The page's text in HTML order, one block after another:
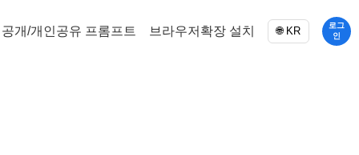
공개/개인공유 프롬프트 브라우저확장 설치 🌐 KR
로그
인